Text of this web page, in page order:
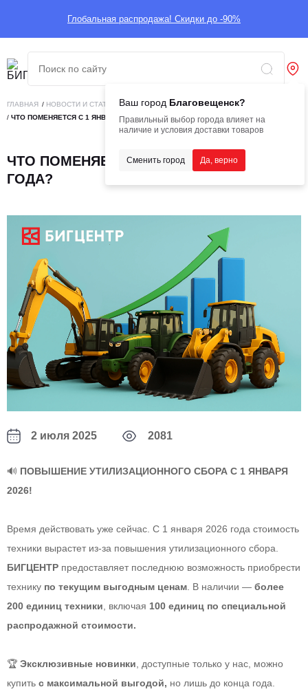
Глобальная распродажа! Скидки до -90%
Ваш город Благовещенск?
Правильный выбор города влияет на
наличие и условия доставки товаров
Сменить город Да, верно
ГЛАВНАЯ / НОВОСТИ И СТАТЬИ /БИГНОВОСТИ
/ ЧТО ПОМЕНЯЕТСЯ С 1 ЯНВАРЯ 2026 ГОДА?
ЧТО ПОМЕНЯЕТСЯ С 1 ЯНВАРЯ 2026
ГОДА?
2 июля 2025 2081
🔊 ПОВЫШЕНИЕ УТИЛИЗАЦИОННОГО СБОРА С 1 ЯНВАРЯ
2026!
Время действовать уже сейчас. С 1 января 2026 года стоимость
техники вырастет из-за повышения утилизационного сбора.
БИГЦЕНТР предоставляет последнюю возможность приобрести
технику по текущим выгодным ценам. В наличии — более
200 единиц техники, включая 100 единиц по специальной
распродажной стоимости.
🏆 Эксклюзивные новинки, доступные только у нас, можно
купить с максимальной выгодой, но лишь до конца года.